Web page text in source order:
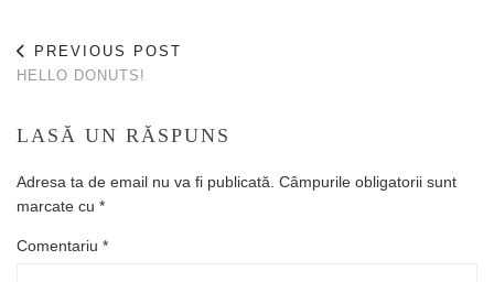
PREVIOUS POST
HELLO DONUTS!
LASĂ UN RĂSPUNS
Adresa ta de email nu va fi publicată. Câmpurile obligatorii sunt
marcate cu *
Comentariu *